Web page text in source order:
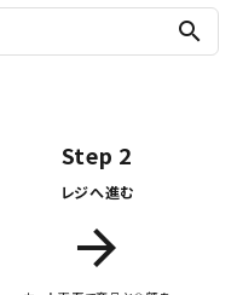
search
Step 2
レジへ進む
arrow_forward